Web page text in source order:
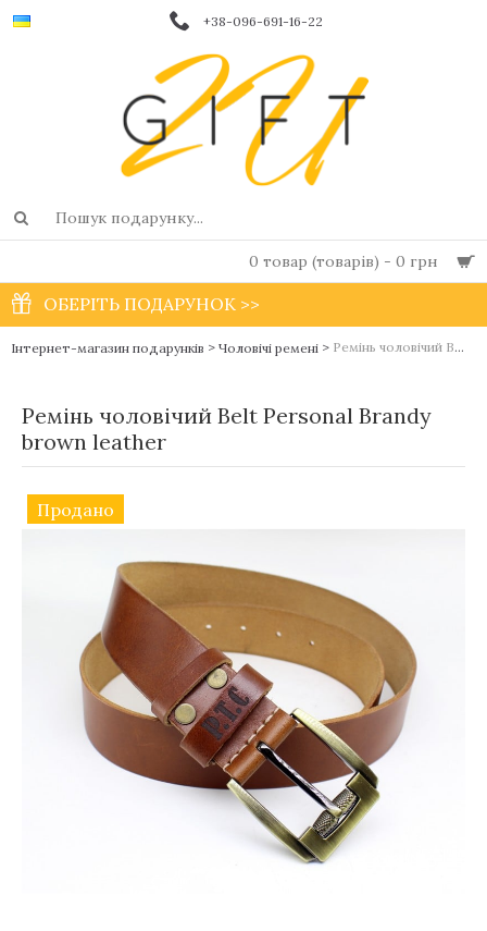
+38-096-691-16-22
0 товар (товарів) - 0 грн
ОБЕРІТЬ ПОДАРУНОК >>
Інтернет-магазин подарунків > Чоловічі ремені > Ремінь чоловічий Belt Personal Brandy brown leather
Ремінь чоловічий Belt Personal Brandy
brown leather
Продано